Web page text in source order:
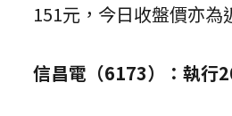
151元，今日收盤價亦為
信昌電（6173）：執行